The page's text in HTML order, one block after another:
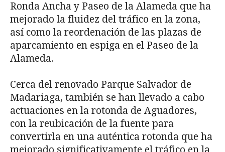
Ronda Ancha y Paseo de la Alameda que ha
mejorado la fluidez del tráfico en la zona,
así como la reordenación de las plazas de
aparcamiento en espiga en el Paseo de la
Alameda.
Cerca del renovado Parque Salvador de
Madariaga, también se han llevado a cabo
actuaciones en la rotonda de Aguadores,
con la reubicación de la fuente para
convertirla en una auténtica rotonda que ha